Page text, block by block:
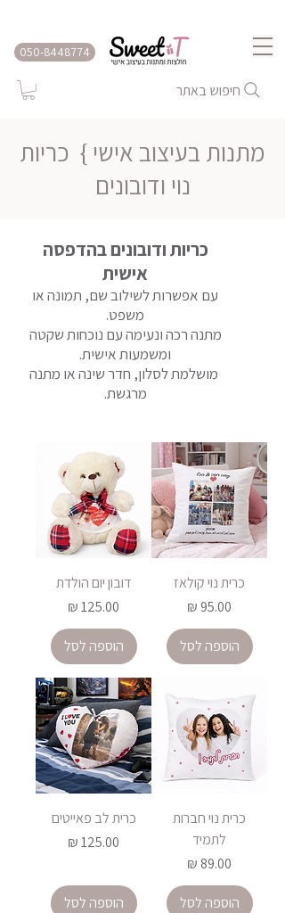
חיפוש באתר
050-8448774
מתנות בעיצוב אישי } כריות
נוי ודובונים
כריות ודובונים בהדפסה
אישית
עם אפשרות לשילוב שם, תמונה או
משפט.
מתנה רכה ונעימה עם נוכחות שקטה
ומשמעות אישית.
מושלמת לסלון, חדר שינה או מתנה
מרגשת.
כרית נוי קולאז
מחיר
הוספה לסל
דובון יום הולדת
מחיר
הוספה לסל
כרית נוי חברות
לתמיד
מחיר
הוספה לסל
כרית לב פאייטים
מחיר
הוספה לסל